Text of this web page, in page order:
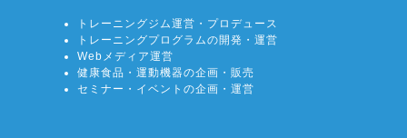
トレーニングジム運営・プロデュース
トレーニングプログラムの開発・運営
Webメディア運営
健康食品・運動機器の企画・販売
セミナー・イベントの企画・運営